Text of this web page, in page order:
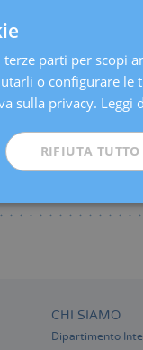
CHI SIAMO
Dipartimento
parti per scopi
o configurare le
sulla privacy. Leggi
RIFIUTA TUTTO